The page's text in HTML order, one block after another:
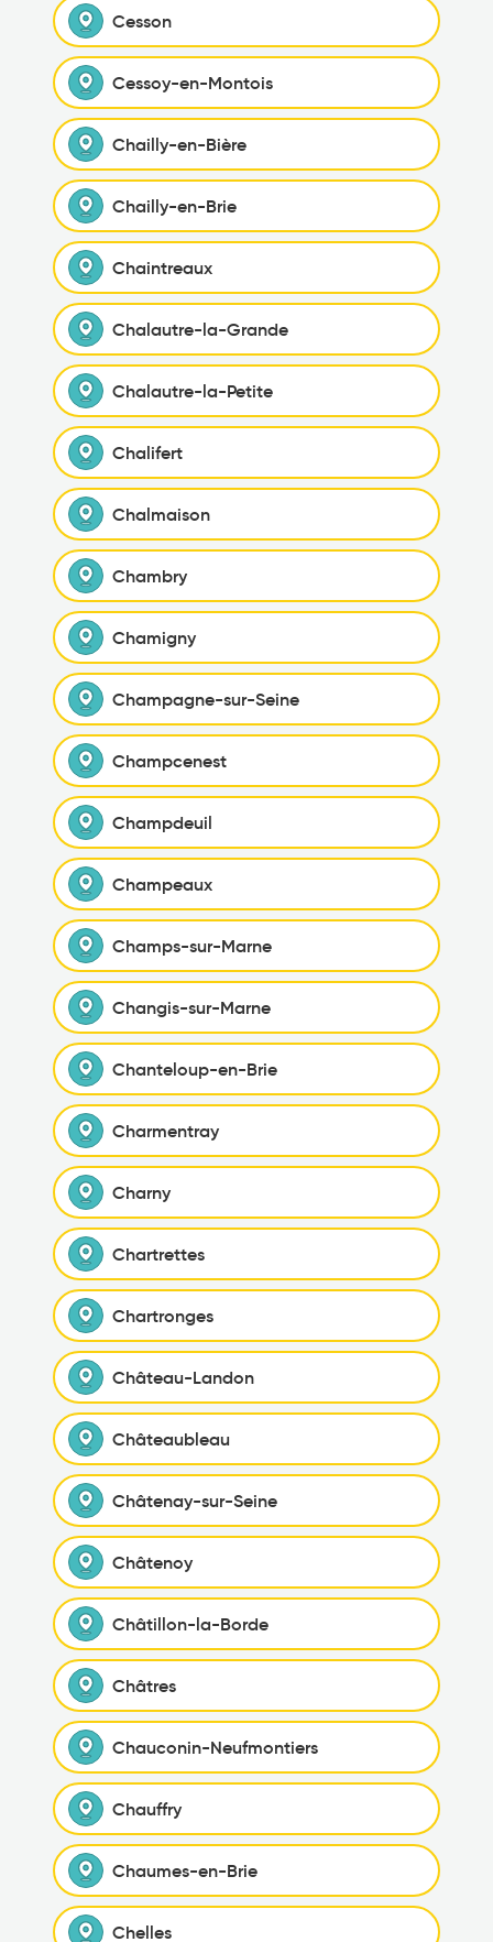
Cesson
Cessoy-en-Montois
Chailly-en-Bière
Chailly-en-Brie
Chaintreaux
Chalautre-la-Grande
Chalautre-la-Petite
Chalifert
Chalmaison
Chambry
Chamigny
Champagne-sur-Seine
Champcenest
Champdeuil
Champeaux
Champs-sur-Marne
Changis-sur-Marne
Chanteloup-en-Brie
Charmentray
Charny
Chartrettes
Chartronges
Château-Landon
Châteaubleau
Châtenay-sur-Seine
Châtenoy
Châtillon-la-Borde
Châtres
Chauconin-Neufmontiers
Chauffry
Chaumes-en-Brie
Chelles